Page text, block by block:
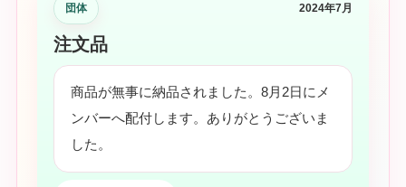
団体 2024年7月
注文品
商品が無事に納品されました。8月2日にメ
ンバーへ配付します。ありがとうございま
した。